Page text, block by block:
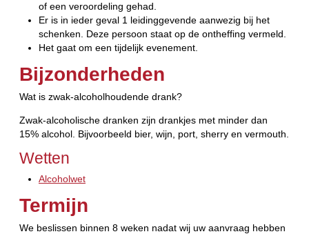
of een veroordeling gehad.
Er is in ieder geval 1 leidinggevende aanwezig bij het
schenken. Deze persoon staat op de ontheffing vermeld.
Het gaat om een tijdelijk evenement.
Bijzonderheden
Wat is zwak-alcoholhoudende drank?
Zwak-alcoholische dranken zijn drankjes met minder dan
15% alcohol. Bijvoorbeeld bier, wijn, port, sherry en vermouth.
Wetten
Alcoholwet
Termijn
We beslissen binnen 8 weken nadat wij uw aanvraag hebben